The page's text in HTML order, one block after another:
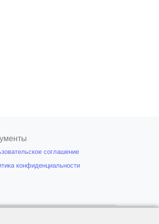
соглашение
конфиденциальности
открытой